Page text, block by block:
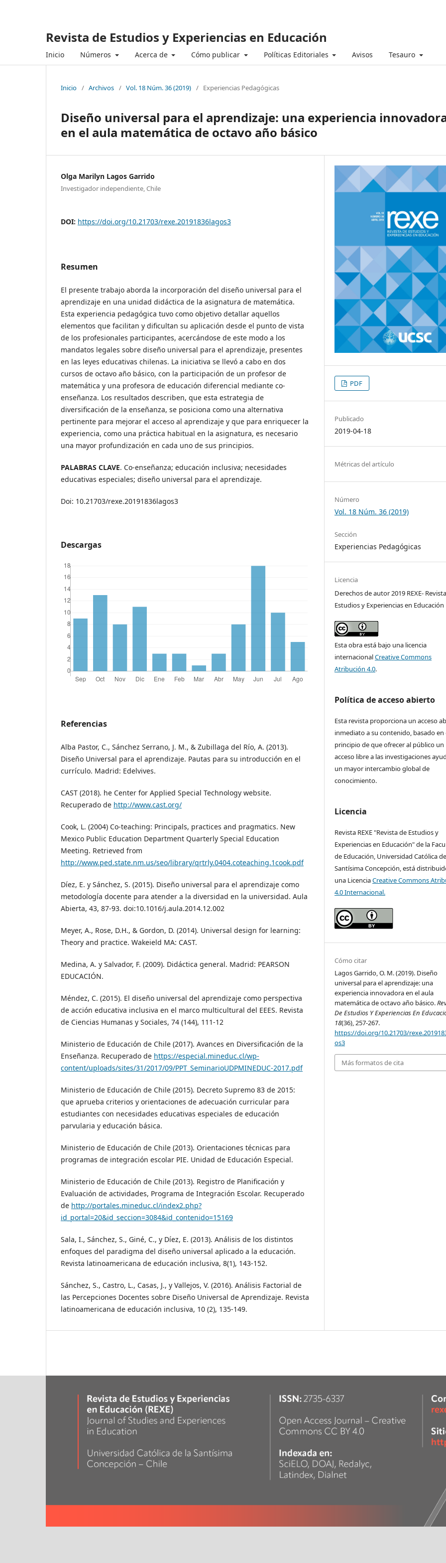
Revista de Estudios y Experiencias en Educación
Inicio Números Acerca de Cómo publicar Políticas Editoriales Avisos Tesauro
Inicio / Archivos / Vol. 18 Núm. 36 (2019) / Experiencias Pedagógicas
Diseño universal para el aprendizaje: una experiencia
en el aula matemática de octavo año básico
Olga Marilyn Lagos Garrido
Investigador independiente, Chile
DOI: https://doi.org/10.21703/rexe.20191836lagos3
Resumen
El presente trabajo aborda la incorporación del diseño universal para el
aprendizaje en una unidad didáctica de la asignatura de matemática.
Esta experiencia pedagógica tuvo como objetivo detallar aquellos
elementos que facilitan y dificultan su aplicación desde el punto de vista
de los profesionales participantes, acercándose de este modo a los
mandatos legales sobre diseño universal para el aprendizaje, presentes
en las leyes educativas chilenas. La iniciativa se llevó a cabo en dos
cursos de octavo año básico, con la participación de un profesor de
matemática y una profesora de educación diferencial mediante co-
enseñanza. Los resultados describen, que esta estrategia de
diversificación de la enseñanza, se posiciona como una alternativa
pertinente para mejorar el acceso al aprendizaje y que para enriquecer la
experiencia, como una práctica habitual en la asignatura, es necesario
una mayor profundización en cada uno de sus principios.
PALABRAS CLAVE. Co-enseñanza; educación inclusiva; necesidades
educativas especiales; diseño universal para el aprendizaje.
Doi: 10.21703/rexe.20191836lagos3
Descargas
Referencias
Alba Pastor, C., Sánchez Serrano, J. M., & Zubillaga del Río, A. (2013).
Diseño Universal para el aprendizaje. Pautas para su introducción en el
currículo. Madrid: Edelvives.
CAST (2018). he Center for Applied Special Technology website.
Recuperado de http://www.cast.org/
Cook, L. (2004) Co-teaching: Principals, practices and pragmatics. New
Mexico Public Education Department Quarterly Special Education
Meeting. Retrieved from
http://www.ped.state.nm.us/seo/library/qrtrly.0404.coteaching.1cook.pdf
Díez, E. y Sánchez, S. (2015). Diseño universal para el aprendizaje como
metodología docente para atender a la diversidad en la universidad. Aula
Abierta, 43, 87-93. doi:10.1016/j.aula.2014.12.002
Meyer, A., Rose, D.H., & Gordon, D. (2014). Universal design for learning:
Theory and practice. Wakeield MA: CAST.
Medina, A. y Salvador, F. (2009). Didáctica general. Madrid: PEARSON
EDUCACIÓN.
Méndez, C. (2015). El diseño universal del aprendizaje como perspectiva
de acción educativa inclusiva en el marco multicultural del EEES. Revista
de Ciencias Humanas y Sociales, 74 (144), 111-12
Ministerio de Educación de Chile (2017). Avances en Diversificación de la
Enseñanza. Recuperado de https://especial.mineduc.cl/wp-
content/uploads/sites/31/2017/09/PPT_SeminarioUDPMINEDUC-2017.pdf
Ministerio de Educación de Chile (2015). Decreto Supremo 83 de 2015:
que aprueba criterios y orientaciones de adecuación curricular para
estudiantes con necesidades educativas especiales de educación
parvularia y educación básica.
Ministerio de Educación de Chile (2013). Orientaciones técnicas para
programas de integración escolar PIE. Unidad de Educación Especial.
Ministerio de Educación de Chile (2013). Registro de Planificación y
Evaluación de actividades, Programa de Integración Escolar. Recuperado
de http://portales.mineduc.cl/index2.php?
id_portal=20&id_seccion=3084&id_contenido=15169
Sala, I., Sánchez, S., Giné, C., y Díez, E. (2013). Análisis de los distintos
enfoques del paradigma del diseño universal aplicado a la educación.
Revista latinoamericana de educación inclusiva, 8(1), 143-152.
Sánchez, S., Castro, L., Casas, J., y Vallejos, V. (2016). Análisis Factorial de
las Percepciones Docentes sobre Diseño Universal de Aprendizaje. Revista
latinoamericana de educación inclusiva, 10 (2), 135-149.
PDF
Publicado
2019-04-18
Métricas del artículo
Número
Vol. 18 Núm. 36 (2019)
Sección
Experiencias Pedagógicas
Licencia
Derechos de autor 2019 REXE-
Estudios y Experiencias en Educación
Esta obra está bajo una licencia
internacionalCreative Commons
Atribución 4.0.
Política de acceso abierto
Esta revista proporciona un acceso
inmediato a su contenido, basado en
principio de que ofrecer al público un
acceso libre a las investigaciones
un mayor intercambio global de
conocimiento.
Licencia
Revista REXE "Revista de Estudios y
Experiencias en Educación" de la
de Educación, Universidad Católica
Santísima Concepción, está
una LicenciaCreative Commons
4.0 Internacional.
Cómo citar
Lagos Garrido, O. M. (2019). Diseño
universal para el aprendizaje: una
experiencia innovadora en el aula
matemática de octavo año básico.
De Estudios Y Experiencias En
18(36), 257-267.
https://doi.org/10.21703/
os3
Más formatos de cita